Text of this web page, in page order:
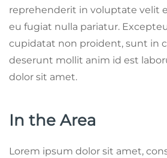
reprehenderit in voluptate velit
eu fugiat nulla pariatur.
cupidatat non proident, sunt in
deserunt mollit anim id est
dolor sit amet.
In the Area
Lorem ipsum dolor sit amet,